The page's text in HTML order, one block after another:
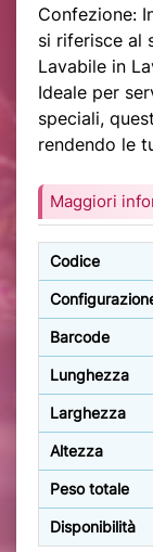
Confezione:
si riferisce al
Lavabile in
Ideale per
speciali,
rendendo le
Maggiori
Codice
Barcode
Lunghezza
Larghezza
Altezza
Peso totale
Disponibilità